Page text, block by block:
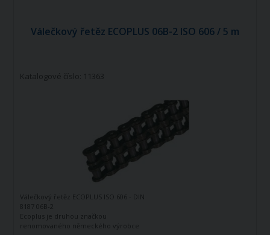
Válečkový řetěz ECOPLUS 06B-2 ISO 606 / 5 m
Katalogové číslo: 11363
Válečkový řetěz ECOPLUS ISO 606 - DIN
8187 06B-2
Ecoplus je druhou značkou
renomovaného německého výrobce